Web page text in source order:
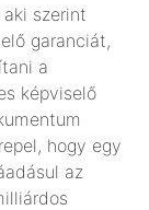
szerint
garanciát,
a
képviselő
hogy egy
az